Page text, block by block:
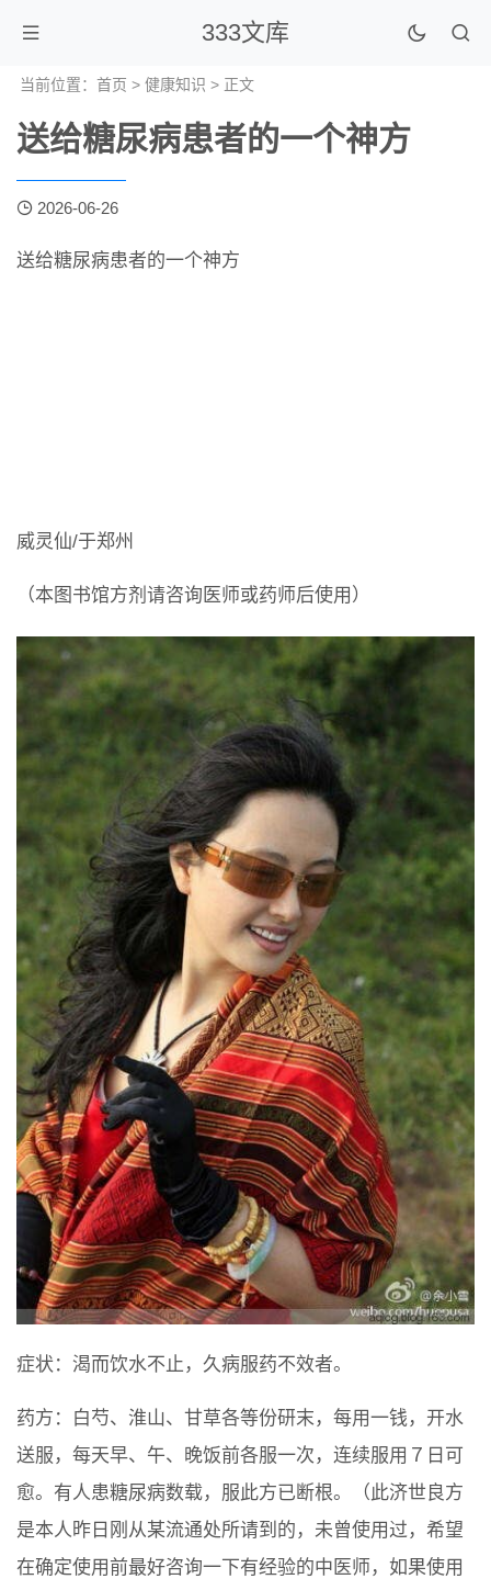
333文库
当前位置： 首页 > 健康知识 > 正文
送给糖尿病患者的一个神方
2026-06-26
送给糖尿病患者的一个神方
威灵仙/于郑州
（本图书馆方剂请咨询医师或药师后使用）
症状：渴而饮水不止，久病服药不效者。
药方：白芍、淮山、甘草各等份研末，每用一钱，开水
送服，每天早、午、晚饭前各服一次，连续服用７日可
愈。有人患糖尿病数载，服此方已断根。（此济世良方
是本人昨日刚从某流通处所请到的，未曾使用过，希望
在确定使用前最好咨询一下有经验的中医师，如果使用